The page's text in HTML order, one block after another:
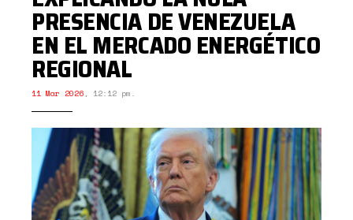
PRESENCIA DE VENEZUELA
EN EL MERCADO ENERGÉTICO
REGIONAL
11 Mar 2026, 12:12 pm.